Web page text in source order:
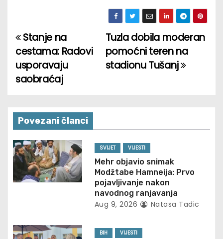
P
o
s
n
a
v
i
a
Tuzla dobila moderan
pomoćni teren na
stadionu Tušanj
Stanje na
cestama: Radovi
usporavaju
saobraćaj
Povezani članci
SVIJET VIJESTI
Mehr objavio snimak
Modžtabe Hamneija: Prvo
pojavljivanje nakon
navodnog ranjavanja
Aug 9, 2026 Natasa Tadic
BIH VIJESTI